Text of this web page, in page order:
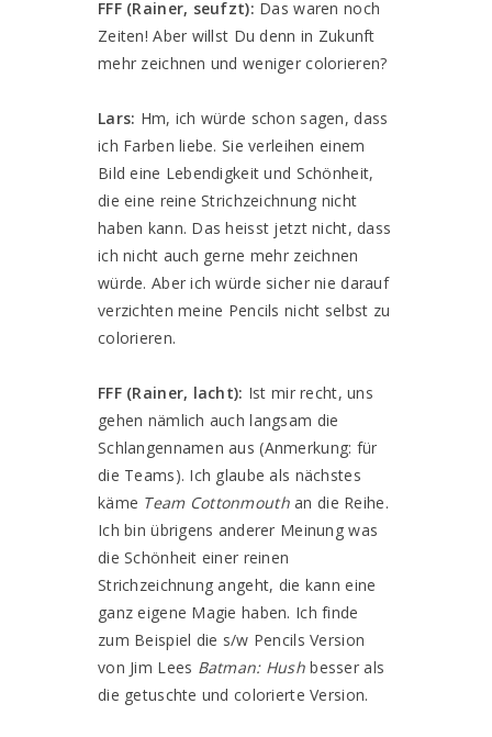
FFF (Rainer, seufzt): Das waren noch
Zeiten! Aber willst Du denn in Zukunft
mehr zeichnen und weniger colorieren?
Lars: Hm, ich würde schon sagen, dass
ich Farben liebe. Sie verleihen einem
Bild eine Lebendigkeit und Schönheit,
die eine reine Strichzeichnung nicht
haben kann. Das heisst jetzt nicht, dass
ich nicht auch gerne mehr zeichnen
würde. Aber ich würde sicher nie darauf
verzichten meine Pencils nicht selbst zu
colorieren.
FFF (Rainer, lacht): Ist mir recht, uns
gehen nämlich auch langsam die
Schlangennamen aus (Anmerkung: für
die Teams). Ich glaube als nächstes
käme Team Cottonmouthan die Reihe.
Ich bin übrigens anderer Meinung was
die Schönheit einer reinen
Strichzeichnung angeht, die kann eine
ganz eigene Magie haben. Ich finde
zum Beispiel die s/w Pencils Version
von Jim Lees Batman: Hushbesser als
die getuschte und colorierte Version.